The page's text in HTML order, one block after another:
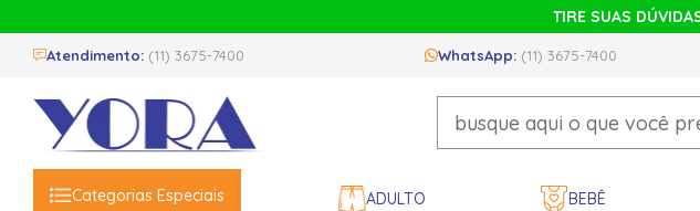
TIRE SUAS
Atendimento: (11) 3675-7400 WhatsApp: (11) 3675-7400
Categorias Especiais ADULTO BEBÊ